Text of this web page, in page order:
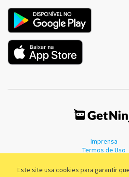
Este site usa cookies para garantir
Imprensa
Termos de Uso